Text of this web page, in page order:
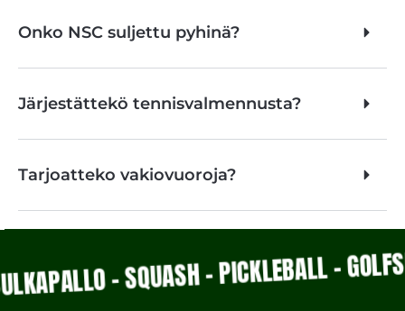
Onko NSC suljettu pyhinä?
Järjestättekö tennisvalmennusta?
Tarjoatteko vakiovuoroja?
- SQUASH -